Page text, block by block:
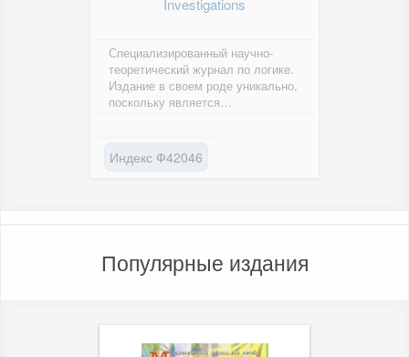
Investigations
Специализированный научно-
теоретический журнал по логике.
Издание в своем роде уникально,
поскольку является
Индекс Ф42046
Популярные издания